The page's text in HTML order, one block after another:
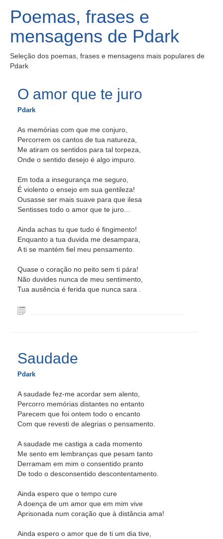
Poemas, frases e
mensagens de Pdark
Seleção dos poemas, frases e mensagens mais populares de
Pdark
O amor que te juro
Pdark
As memórias com que me conjuro,
Percorrem os cantos de tua natureza,
Me atiram os sentidos para tal torpeza,
Onde o sentido desejo é algo impuro.
Em toda a insegurança me seguro,
É violento o ensejo em sua gentileza!
Ousasse ser mais suave para que ilesa
Sentisses todo o amor que te juro...
Ainda achas tu que tudo é fingimento!
Enquanto a tua duvida me desampara,
A ti se mantém fiel meu pensamento.
Quase o coração no peito sem ti pára!
Não duvides nunca de meu sentimento,
Tua ausência é ferida que nunca sara .
Saudade
Pdark
A saudade fez-me acordar sem alento,
Percorro memórias distantes no entanto
Parecem que foi ontem todo o encanto
Com que revesti de alegrias o pensamento.
A saudade me castiga a cada momento
Me sento em lembranças que pesam tanto
Derramam em mim o consentido pranto
De todo o desconsentido descontentamento.
Ainda espero que o tempo cure
A doença de um amor que em mim vive
Aprisonada num coração que à distância ama!
Ainda espero o amor que de ti um dia tive,